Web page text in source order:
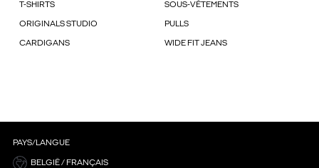
T-SHIRTS SOUS-VÊTEMENTS
ORIGINALS STUDIO PULLS
CARDIGANS WIDE FIT JEANS
PAYS/LANGUE
BELGIË / FRANÇAIS